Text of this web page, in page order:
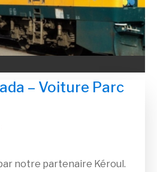
– Voiture Parc
notre partenaire Kéroul.